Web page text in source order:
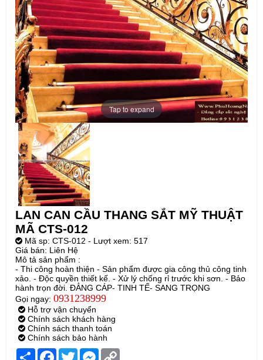
012
Tap to expand
LAN CAN CẦU THANG SẮT MỸ THUẬT
MÃ CTS-012
Mã sp: CTS-012 - Lượt xem: 517
Giá bán: Liên Hệ
Mô tả sản phẩm :
- Thi công hoàn thiện - Sản phẩm được gia công thủ công tinh
xảo. - Độc quyền thiết kế. - Xử lý chống rỉ trước khi sơn. - Bảo
hành trọn đời. ĐẲNG CÁP- TINH TẾ- SANG TRỌNG
Gọi ngay: 0931238999
Hỗ trợ vận chuyển
Chính sách khách hàng
Chính sách thanh toán
Chính sách bảo hành
Share Facebook
TwitterMessenger